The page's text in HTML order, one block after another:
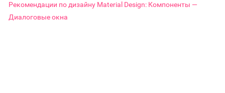
Рекомендации по дизайну Material Design: Компоненты —
Диалоговые окна